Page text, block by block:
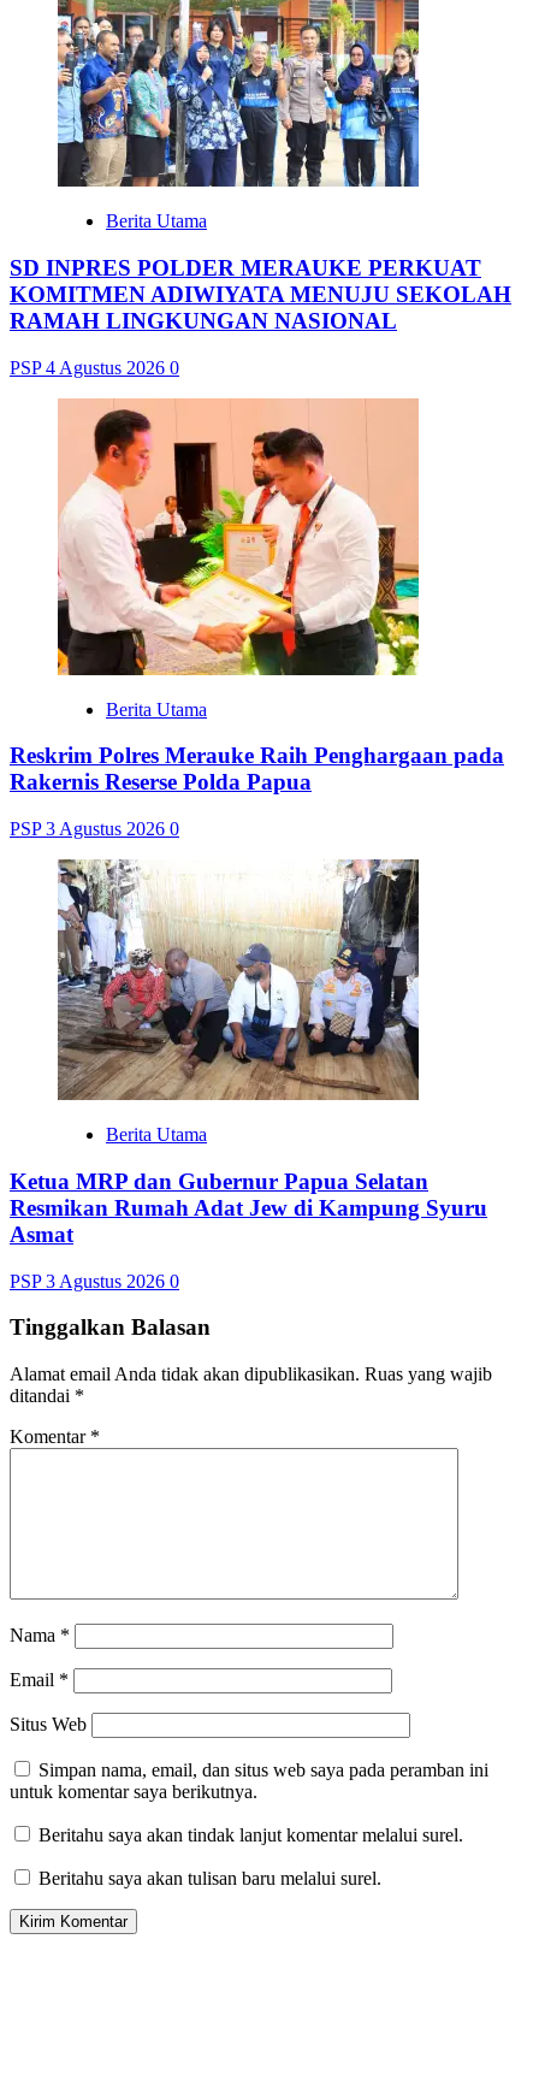
Berita Utama
SD INPRES POLDER MERAUKE PERKUAT
KOMITMEN ADIWIYATA MENUJU SEKOLAH
RAMAH LINGKUNGAN NASIONAL
PSP4 Agustus 2026 0
Berita Utama
Reskrim Polres Merauke Raih Penghargaan pada
Rakernis Reserse Polda Papua
PSP3 Agustus 2026 0
Berita Utama
Ketua MRP dan Gubernur Papua Selatan
Resmikan Rumah Adat Jew di Kampung Syuru
Asmat
PSP3 Agustus 2026 0
Tinggalkan Balasan
Alamat email Anda tidak akan dipublikasikan. Ruas yang wajib
ditandai *
Komentar *
Nama *
Email *
Situs Web
Simpan nama, email, dan situs web saya pada peramban ini
untuk komentar saya berikutnya.
Beritahu saya akan tindak lanjut komentar melalui surel.
Beritahu saya akan tulisan baru melalui surel.